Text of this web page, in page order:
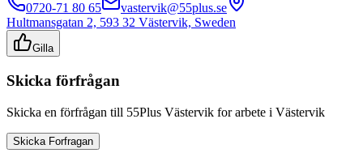
0720-71 80 65
vastervik@55plus.se
Hultmansgatan 2, 593 32 Västervik, Sweden
Gilla
Skicka förfrågan
Skicka en förfrågan till 55Plus Västervik for arbete i Västervik
Skicka Forfragan